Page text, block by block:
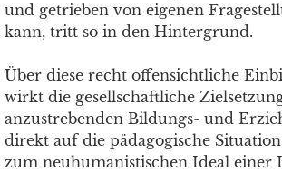
und getrieben von eigenen
kann, tritt so in den Hintergrund.
Über diese recht offensichtliche
wirkt die gesellschaftliche
anzustrebenden Bildungs- und
direkt auf die pädagogische
zum neuhumanistischen Ideal